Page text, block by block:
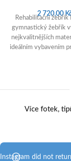
2 720,00
Rehabilitační žebřík
gymnastický žebřík
nejkvalitnějších
ideálním vybavením
Více fotek,
Instagram did not